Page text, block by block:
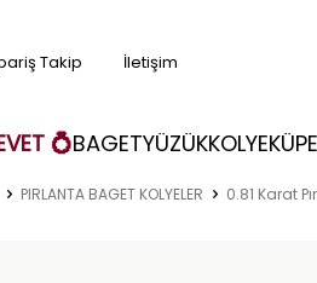
Takip İletişim
💍BAGETYÜZÜKKOLYEKÜPE
PIRLANTA BAGET KOLYELER 0.81 Karat